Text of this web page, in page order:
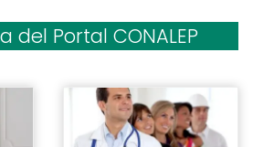
del Portal CONALEP